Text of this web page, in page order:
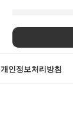
개인정보처리방침